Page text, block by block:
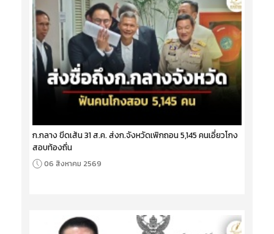
ก.กลาง ขีดเส้น 31 ส.ค. ส่งก.จังหวัดเพิกถอน 5,145 คนเอี่ยวโกง
สอบท้องถิ่น
06 สิงหาคม 2569